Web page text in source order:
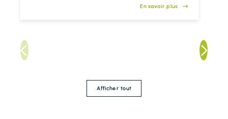
En savoir plus
Afficher tout